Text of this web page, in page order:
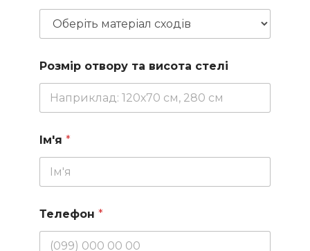
Розмір отвору та висота стелі
Ім'я *
Телефон *